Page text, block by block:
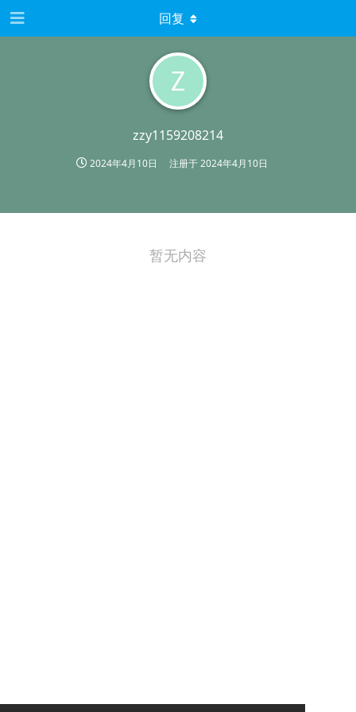
Z
zzy1159208214
2024年4月10日 注册于2024年4月10日
回复
暂无内容